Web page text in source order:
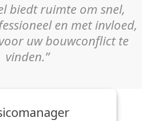
biedt ruimte om snel,
en met invloed,
uw bouwconflict te
vinden.”